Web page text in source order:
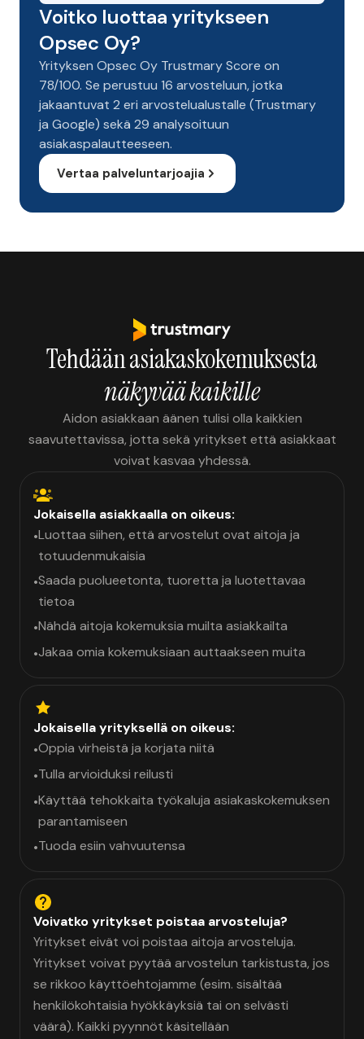
Voitko luottaa yritykseen
Opsec Oy?
Yrityksen Opsec Oy Trustmary Score on
78/100. Se perustuu 16 arvosteluun, jotka
jakaantuvat 2 eri arvostelualustalle (Trustmary
ja Google) sekä 29 analysoituun
asiakaspalautteeseen.
Vertaa palveluntarjoajia
Tehdään asiakaskokemuksesta
näkyvää kaikille
Aidon asiakkaan äänen tulisi olla kaikkien
saavutettavissa, jotta sekä yritykset että asiakkaat
voivat kasvaa yhdessä.
Jokaisella asiakkaalla on oikeus:
•Luottaa siihen, että arvostelut ovat aitoja ja
totuudenmukaisia
•Saada puolueetonta, tuoretta ja luotettavaa
tietoa
•Nähdä aitoja kokemuksia muilta asiakkailta
•Jakaa omia kokemuksiaan auttaakseen muita
Jokaisella yrityksellä on oikeus:
•Oppia virheistä ja korjata niitä
•Tulla arvioiduksi reilusti
•Käyttää tehokkaita työkaluja asiakaskokemuksen
parantamiseen
•Tuoda esiin vahvuutensa
Voivatko yritykset poistaa arvosteluja?
Yritykset eivät voi poistaa aitoja arvosteluja.
Yritykset voivat pyytää arvostelun tarkistusta, jos
se rikkoo käyttöehtojamme (esim. sisältää
henkilökohtaisia hyökkäyksiä tai on selvästi
väärä). Kaikki pyynnöt käsitellään